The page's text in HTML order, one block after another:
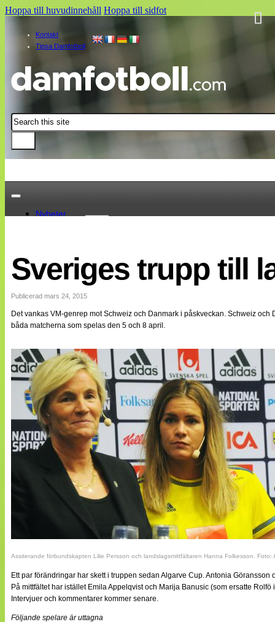
Hoppa till huvudinnehåll Hoppa till sidfot
Kontakt
Tipsa Damfotboll
Sök
Nyheter
Landslaget
EM 2013
Internationellt
Bildreportage
Bloggar
Lagen
Cuper
Medlemsbilder
Till klubbkassan
NÄTverket
Split vision
Om oss
Annonsera
Statistik
Tipsa Damfotboll
Kontakt
Sveriges trupp till
Publicerad mars 24, 2015
Det vankas VM-genrep mot Schweiz och Danmark i påskveckan. Schweiz
båda matcherna som spelas den 5 och 8 april.
Assiterande förbundskapten Lilie Persson och landslagsmittfältaren Hanna Folkesson. Foto:
Ett par förändringar har skett i truppen sedan Algarve Cup. Antonia
På mittfältet har istället Emila Appelqvist och Marija Banusic (som ersatte Rolfö
Intervjuer och kommentarer kommer senare.
Följande spelare är uttagna